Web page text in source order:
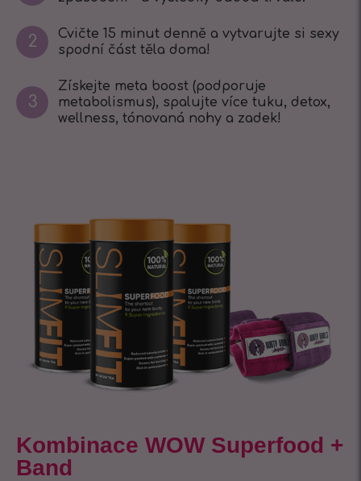
2
Cvičte 15 minut denně a vytvarujte si sexy
spodní část těla doma!
3
Získejte meta boost (podporuje
metabolismus), spalujte více tuku, detox,
wellness, tónovaná nohy a zadek!
Kombinace WOW Superfood +
Band